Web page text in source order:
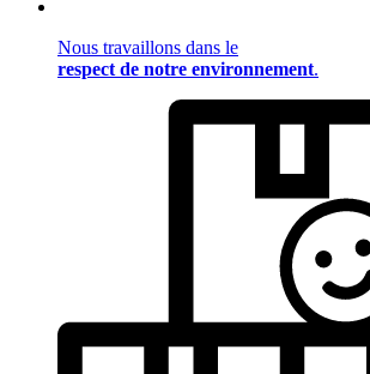
Nous travaillons dans le
respect de notre environnement.